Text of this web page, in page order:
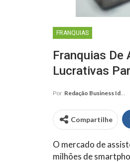
FRANQUIAS
Franquias De
Lucrativas
Por Redação Business Ideas
Compartilhe
O mercado de
milhões de